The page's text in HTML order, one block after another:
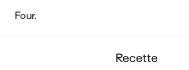
four.
recette